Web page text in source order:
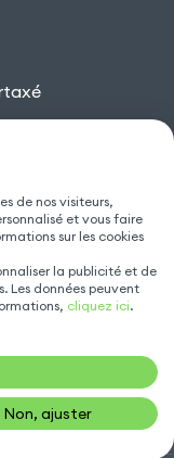
de nos visiteurs,
et vous faire
sur les cookies
la publicité et de
Les données peuvent
cliquez ici.
Non, ajuster